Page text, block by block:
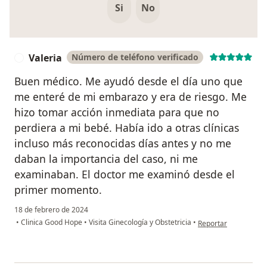
Si No
Valeria Número de teléfono verificado
Buen médico. Me ayudó desde el día uno que
me enteré de mi embarazo y era de riesgo. Me
hizo tomar acción inmediata para que no
perdiera a mi bebé. Había ido a otras clínicas
incluso más reconocidas días antes y no me
daban la importancia del caso, ni me
examinaban. El doctor me examinó desde el
primer momento.
18 de febrero de 2024
• Clinica Good Hope • Visita Ginecología y Obstetricia • en opinión del
Reportar